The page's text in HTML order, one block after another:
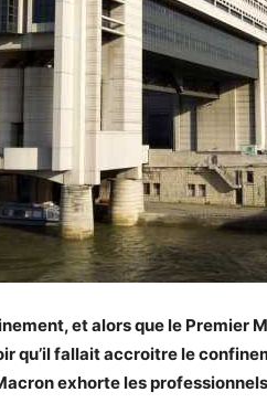
et alors que le Premier
qu’il fallait accroitre le
exhorte les